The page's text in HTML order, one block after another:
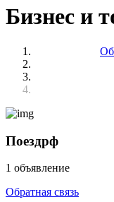
Бизнес и
Поездрф
1 объявление
Обратная связь